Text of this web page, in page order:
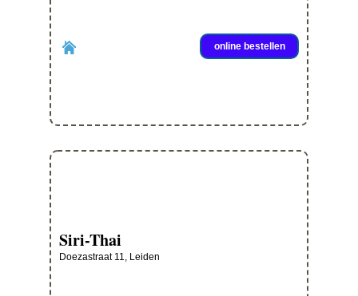
online bestellen
Siri-Thai
Doezastraat 11, Leiden